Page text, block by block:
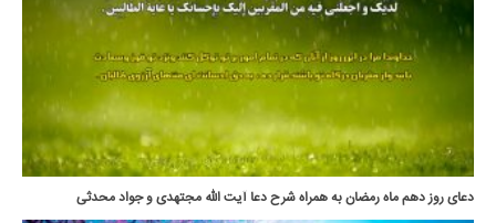
دعای روز دهم ماه رمضان به همراه شرح دعا آیت الله مجتهدی و جواد محدثی